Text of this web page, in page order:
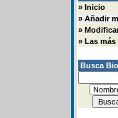
» Inicio
» Añadir
»
» Las más
Busca